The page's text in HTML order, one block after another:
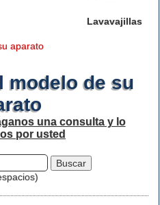
Lavavajillas
aparato
modelo de su
una consulta y lo
por usted